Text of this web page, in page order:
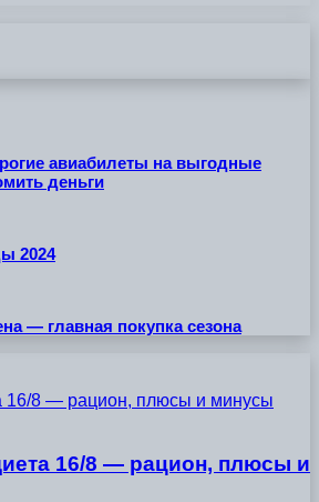
авиабилеты на выгодные
деньги
2024
— главная покупка сезона
16/8 — рацион, плюсы и минусы
16/8 — рацион, плюсы и